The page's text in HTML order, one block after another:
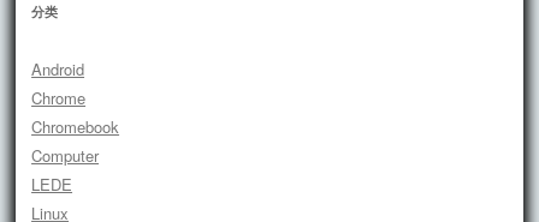
分类
Android
Chrome
Chromebook
Computer
LEDE
Linux